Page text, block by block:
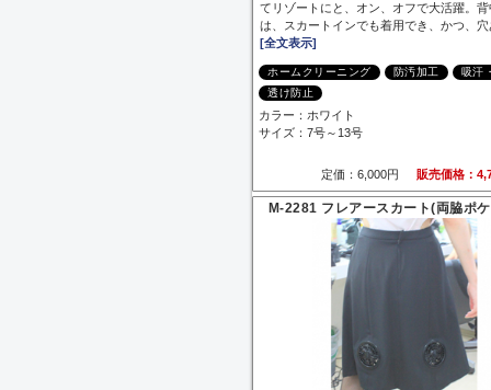
てリゾートにと、オン、オフで大活躍。
は、スカートインでも着用でき、かつ、
[全文表示]
ホームクリーニング 防汚加工
吸汗
透け防止
カラー：ホワイト
サイズ：7号～13号
定価：6,000円 販売価格：
M-2281 フレアースカート(両脇ポ